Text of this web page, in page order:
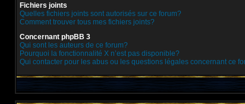
Fichiers joints
Quelles fichiers joints sont autorisés sur ce forum?
Comment trouver tous mes fichiers joints?
Concernant phpBB 3
Qui sont les auteurs de ce forum?
Pourquoi la fonctionnalité X n’est pas disponible?
Qui contacter pour les abus ou les questions légales concernant ce